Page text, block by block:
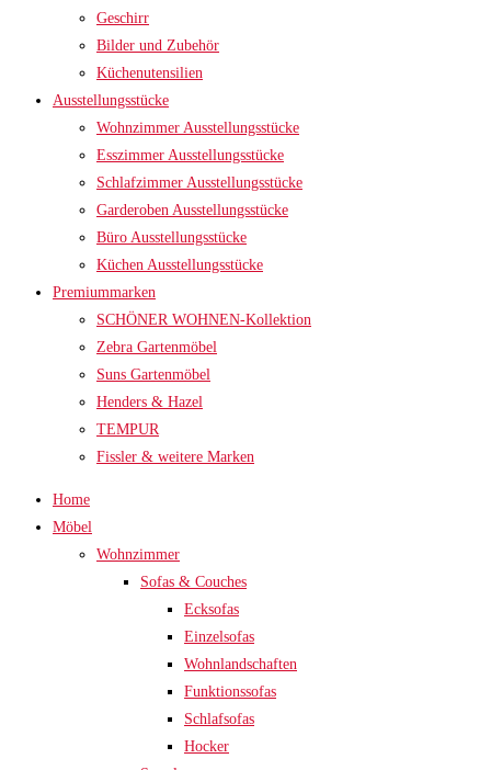
Geschirr
Bilder und Zubehör
Küchenutensilien
Ausstellungsstücke
Wohnzimmer Ausstellungsstücke
Esszimmer Ausstellungsstücke
Schlafzimmer Ausstellungsstücke
Garderoben Ausstellungsstücke
Büro Ausstellungsstücke
Küchen Ausstellungsstücke
Premiummarken
SCHÖNER WOHNEN-Kollektion
Zebra Gartenmöbel
Suns Gartenmöbel
Henders & Hazel
TEMPUR
Fissler & weitere Marken
Home
Möbel
Wohnzimmer
Sofas & Couches
Ecksofas
Einzelsofas
Wohnlandschaften
Funktionssofas
Schlafsofas
Hocker